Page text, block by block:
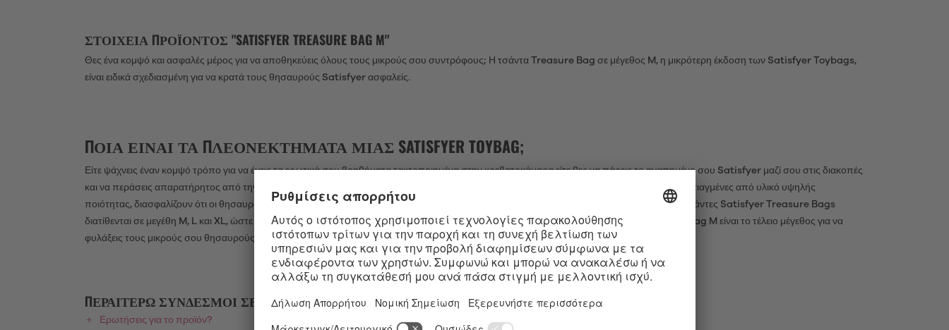
ΣΤΟΙΧΕΊΑ ΠΡΟΪΌΝΤΟΣ "SATISFYER TREASURE BAG M"
Θες ένα κομψό και ασφαλές μέρος για να αποθηκεύεις όλους τους μικρούς σου συντρόφους; Η τσάντα Treasure Bag σε μέγεθος M, η μικρότερη έκδοση των Satisfyer Toybags,
είναι ειδικά σχεδιασμένη για να κρατά τους θησαυρούς Satisfyer ασφαλείς.
ΠΟΙΑ ΕΊΝΑΙ ΤΑ ΠΛΕΟΝΕΚΤΉΜΑΤΑ ΜΙΑΣ SATISFYER TOYBAG;
Είτε ψάχνεις έναν κομψό τρόπο για να έχεις τα ερωτικά σου βοηθήματα τακτοποιημένα στην κρεβατοκάμαρα είτε θες να πάρεις το αγαπημένο σου Satisfyer μαζί σου στις διακοπές
και να περάσεις απαρατήρητος από την ασφάλεια του αεροδρομίου, οι τσάντες Treasure Bags της Satisfyer είναι η τέλεια λύση για σένα! Φτιαγμένες από υλικό υψηλής
ποιότητας, διασφαλίζουν ότι οι θησαυροί σου θα παραμείνουν ασφαλείς μέχρι να είσαι έτοιμος για την επόμενη ερωτική περιπέτειά σου. Οι τσάντες Satisfyer Treasure Bags
διατίθενται σε μεγέθη M, L και XL, ώστε να είναι συμβατές με όλα τα ερωτικά βοηθήματα Satisfyer, μεγάλα ή μικρά. Η τσάντα Satisfyer Toy Bag M είναι το τέλειο μέγεθος για να
φυλάξεις τους μικρούς σου θησαυρούς Satisfyer, όπως lay-on δονητές, πρωκτικές σφήνες ή μπάλες Kegel, με στυλ και ασφάλεια.
ΠΕΡΑΙΤΈΡΩ ΣΎΝΔΕΣΜΟΙ ΣΕ "SATISFYER TREASURE BAG M"
Ερωτήσεις για το προϊόν?